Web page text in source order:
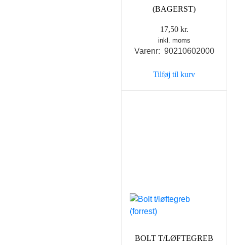
(BAGERST)
17,50 kr.
inkl. moms
Varenr: 90210602000
Tilføj til kurv
BOLT T/LØFTEGREB